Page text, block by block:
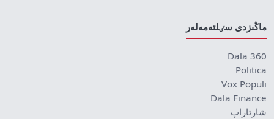
ماڭىزدى سٸلتەمەلەر
Dala 360
Politica
Vox Populi
Dala Finance
شارتاراپ